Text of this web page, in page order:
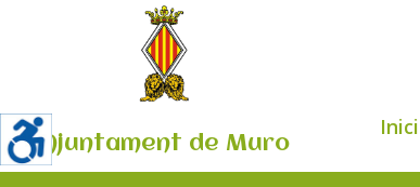
Ajuntament de Muro
Inici